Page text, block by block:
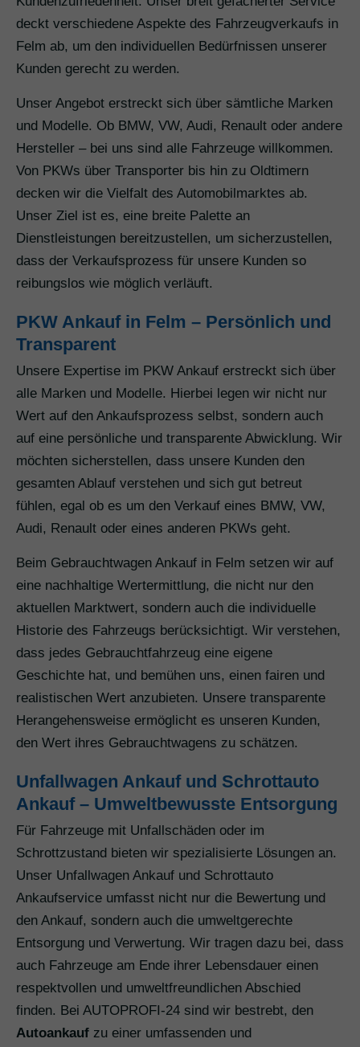
deckt verschiedene Aspekte des Fahrzeugverkaufs in
Felm ab, um den individuellen Bedürfnissen unserer
Kunden gerecht zu werden.
Unser Angebot erstreckt sich über sämtliche Marken
und Modelle. Ob BMW, VW, Audi, Renault oder andere
Hersteller – bei uns sind alle Fahrzeuge willkommen.
Von PKWs über Transporter bis hin zu Oldtimern
decken wir die Vielfalt des Automobilmarktes ab.
Unser Ziel ist es, eine breite Palette an
Dienstleistungen bereitzustellen, um sicherzustellen,
dass der Verkaufsprozess für unsere Kunden so
reibungslos wie möglich verläuft.
PKW Ankauf in Felm – Persönlich und
Transparent
Unsere Expertise im PKW Ankauf erstreckt sich über
alle Marken und Modelle. Hierbei legen wir nicht nur
Wert auf den Ankaufsprozess selbst, sondern auch
auf eine persönliche und transparente Abwicklung. Wir
möchten sicherstellen, dass unsere Kunden den
gesamten Ablauf verstehen und sich gut betreut
fühlen, egal ob es um den Verkauf eines BMW, VW,
Audi, Renault oder eines anderen PKWs geht.
Beim Gebrauchtwagen Ankauf in Felm setzen wir auf
eine nachhaltige Wertermittlung, die nicht nur den
aktuellen Marktwert, sondern auch die individuelle
Historie des Fahrzeugs berücksichtigt. Wir verstehen,
dass jedes Gebrauchtfahrzeug eine eigene
Geschichte hat, und bemühen uns, einen fairen und
realistischen Wert anzubieten. Unsere transparente
Herangehensweise ermöglicht es unseren Kunden,
den Wert ihres Gebrauchtwagens zu schätzen.
Unfallwagen Ankauf und Schrottauto
Ankauf – Umweltbewusste Entsorgung
Für Fahrzeuge mit Unfallschäden oder im
Schrottzustand bieten wir spezialisierte Lösungen an.
Unser Unfallwagen Ankauf und Schrottauto
Ankaufservice umfasst nicht nur die Bewertung und
den Ankauf, sondern auch die umweltgerechte
Entsorgung und Verwertung. Wir tragen dazu bei, dass
auch Fahrzeuge am Ende ihrer Lebensdauer einen
respektvollen und umweltfreundlichen Abschied
finden. Bei AUTOPROFI-24 sind wir bestrebt, den
Autoankauf zu einer umfassenden und